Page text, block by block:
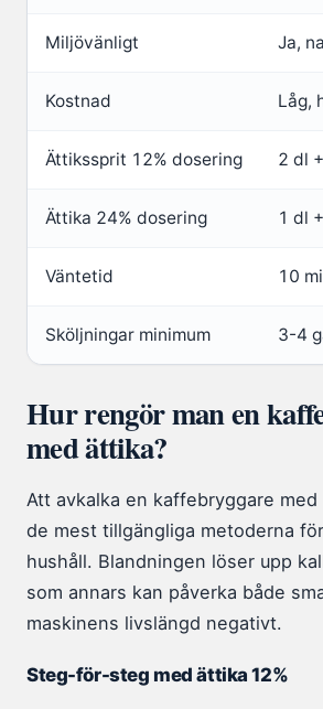
Miljövänligt Ja,
Kostnad Låg,
Ättikssprit 12% dosering 2 dl
Ättika 24% dosering 1 dl
Väntetid 10
Sköljningar minimum 3-4
Hur rengör man en
med ättika?
Att avkalka en kaffebryggare
de mest tillgängliga metoderna
hushåll. Blandningen löser upp
som annars kan påverka både
maskinens livslängd negativt.
Steg-för-steg med ättika 12%